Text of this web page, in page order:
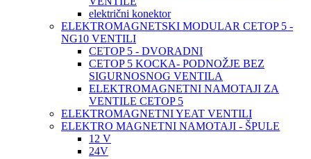
električni konektor
ELEKTROMAGNETSKI MODULAR CETOP 5 -
NG10 VENTILI
CETOP 5 - DVORADNI
CETOP 5 KOCKA- PODNOŽJE BEZ
SIGURNOSNOG VENTILA
ELEKTROMAGNETNI NAMOTAJI ZA
VENTILE CETOP 5
ELEKTROMAGNETNI YEAT VENTILI
ELEKTRO MAGNETNI NAMOTAJI - ŠPULE
12 V
24V